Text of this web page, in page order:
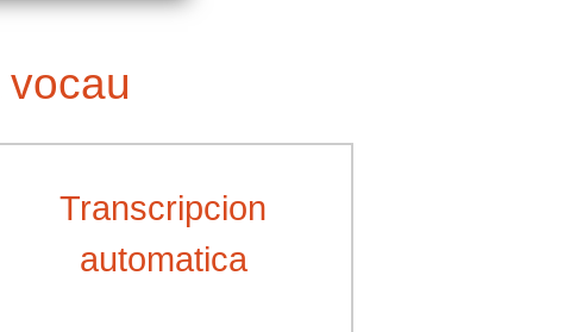
Transcripcion
automatica